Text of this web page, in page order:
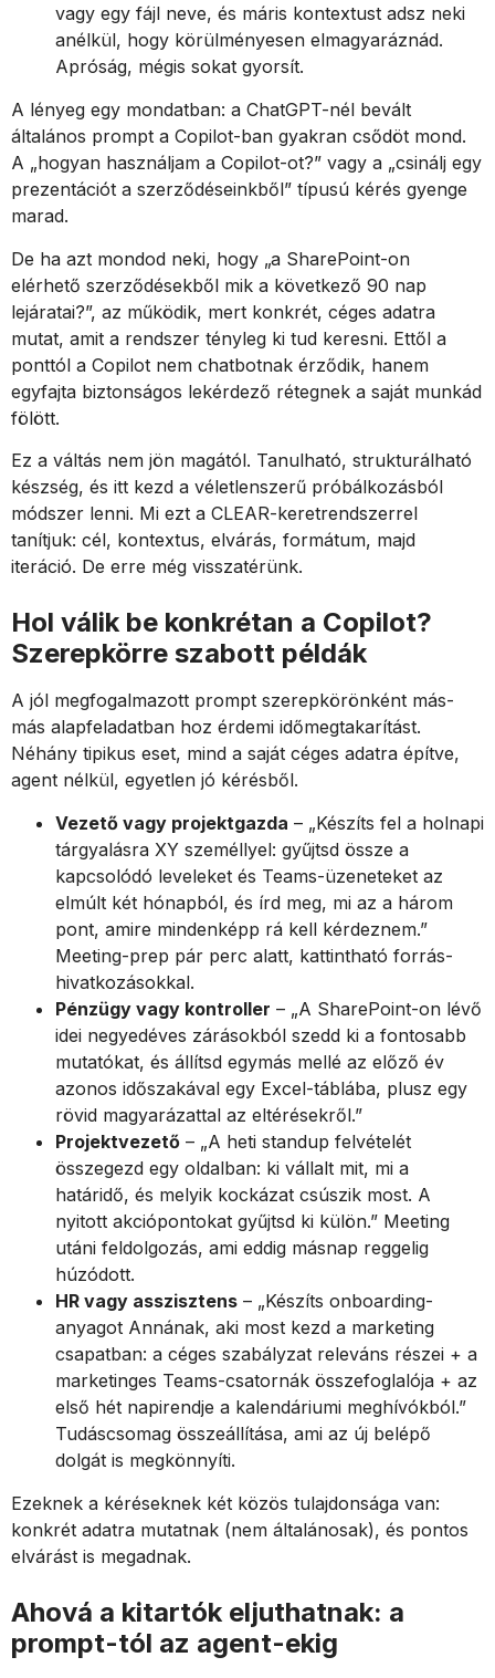
vagy egy fájl neve, és máris kontextust adsz neki
anélkül, hogy körülményesen elmagyaráznád.
Apróság, mégis sokat gyorsít.
A lényeg egy mondatban: a ChatGPT-nél bevált
általános prompt a Copilot-ban gyakran csődöt mond.
A „hogyan használjam a Copilot-ot?” vagy a „csinálj egy
prezentációt a szerződéseinkből” típusú kérés gyenge
marad.
De ha azt mondod neki, hogy „a SharePoint-on
elérhető szerződésekből mik a következő 90 nap
lejáratai?”, az működik, mert konkrét, céges adatra
mutat, amit a rendszer tényleg ki tud keresni. Ettől a
ponttól a Copilot nem chatbotnak érződik, hanem
egyfajta biztonságos lekérdező rétegnek a saját munkád
fölött.
Ez a váltás nem jön magától. Tanulható, strukturálható
készség, és itt kezd a véletlenszerű próbálkozásból
módszer lenni. Mi ezt a CLEAR-keretrendszerrel
tanítjuk: cél, kontextus, elvárás, formátum, majd
iteráció. De erre még visszatérünk.
Hol válik be konkrétan a Copilot?
Szerepkörre szabott példák
A jól megfogalmazott prompt szerepkörönként más-
más alapfeladatban hoz érdemi időmegtakarítást.
Néhány tipikus eset, mind a saját céges adatra építve,
agent nélkül, egyetlen jó kérésből.
Vezető vagy projektgazda – „Készíts fel a holnapi
tárgyalásra XY személlyel: gyűjtsd össze a
kapcsolódó leveleket és Teams-üzeneteket az
elmúlt két hónapból, és írd meg, mi az a három
pont, amire mindenképp rá kell kérdeznem.”
Meeting-prep pár perc alatt, kattintható forrás-
hivatkozásokkal.
Pénzügy vagy kontroller – „A SharePoint-on lévő
idei negyedéves zárásokból szedd ki a fontosabb
mutatókat, és állítsd egymás mellé az előző év
azonos időszakával egy Excel-táblába, plusz egy
rövid magyarázattal az eltérésekről.”
Projektvezető – „A heti standup felvételét
összegezd egy oldalban: ki vállalt mit, mi a
határidő, és melyik kockázat csúszik most. A
nyitott akciópontokat gyűjtsd ki külön.” Meeting
utáni feldolgozás, ami eddig másnap reggelig
húzódott.
HR vagy asszisztens – „Készíts onboarding-
anyagot Annának, aki most kezd a marketing
csapatban: a céges szabályzat releváns részei + a
marketinges Teams-csatornák összefoglalója + az
első hét napirendje a kalendáriumi meghívókból.”
Tudáscsomag összeállítása, ami az új belépő
dolgát is megkönnyíti.
Ezeknek a kéréseknek két közös tulajdonsága van:
konkrét adatra mutatnak (nem általánosak), és pontos
elvárást is megadnak.
Ahová a kitartók eljuthatnak: a
prompt-tól az agent-ekig